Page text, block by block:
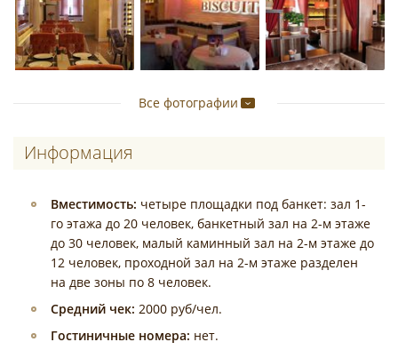
Информация
Вместимость: четыре площадки под банкет: зал 1-
го этажа до 20 человек, банкетный зал на 2-м этаже
до 30 человек, малый каминный зал на 2-м этаже до
12 человек, проходной зал на 2-м этаже разделен
на две зоны по 8 человек.
Средний чек: 2000 руб/чел.
Гостиничные номера: нет.
Все фотографии